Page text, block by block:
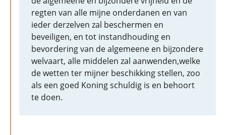
regten van alle mijne onderdanen en van
ieder derzelven zal beschermen en
beveiligen, en tot instandhouding en
bevordering van de algemeene en bijzondere
welvaart, alle middelen zal aanwenden,welke
de wetten ter mijner beschikking stellen, zoo
als een goed Koning schuldig is en behoort
te doen.